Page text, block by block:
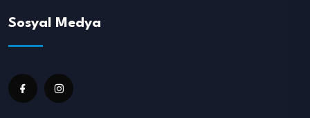
Sosyal Medya